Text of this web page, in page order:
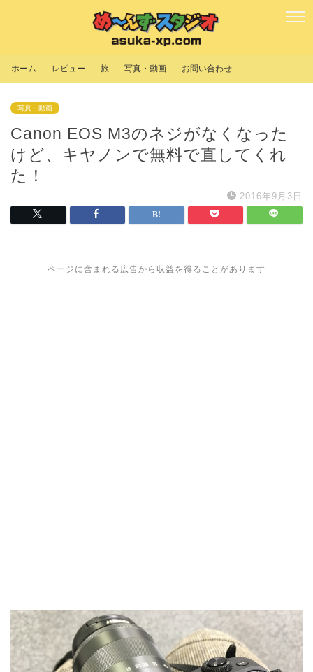
ホーム レビュー 旅 写真・動画 お問い合わせ
写真・動画
Canon EOS M3のネジがなくなった
けど、キヤノンで無料で直してくれ
た！
2016年9月3日
ページに含まれる広告から収益を得ることがあります